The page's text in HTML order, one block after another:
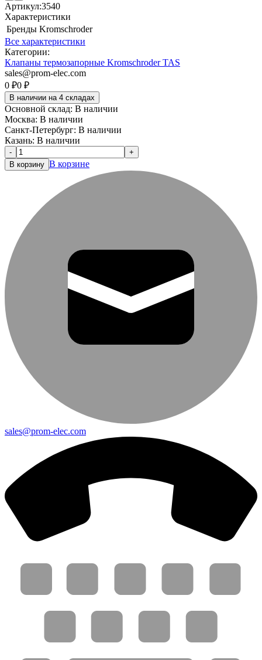
Артикул:3540
Характеристики
Бренды Kromschroder
Все характеристики
Категории:
Клапаны термозапорные Kromschroder TAS
sales@prom-elec.com
0 ₽0 ₽
В наличии на 4 складах
Основной склад: В наличии
Москва: В наличии
Санкт-Петербург: В наличии
Казань: В наличии
-
+
В корзину В корзине
sales@prom-elec.com